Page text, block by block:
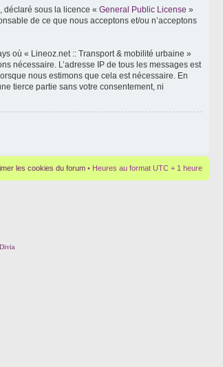
déclaré sous la licence « General Public License »
de ce que nous acceptons et/ou n’acceptons
où « Lineoz.net :: Transport & mobilité urbaine »
nécessaire. L’adresse IP de tous les messages est
nous estimons que cela est nécessaire. En
tierce partie sans votre consentement, ni
les cookies du forum • Heures au format UTC + 1 heure